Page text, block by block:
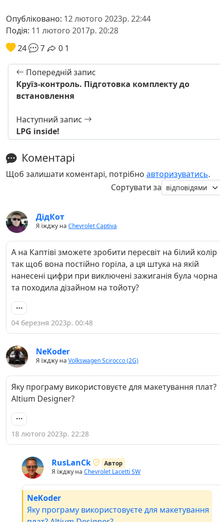
Опубліковано: 12 лютого 2023р. 22:44
Подія: 11 лютого 2017р. 20:28
24
7 0 1
Попередній запис
Круїз-контроль. Підготовка комплекту до
встановлення
Наступний запис
LPG inside!
Коментарі
Щоб залишати коментарі, потрібно авторизуватись.
Сортувати за
ДідКот
Я їжджу на Chevrolet Captiva
А на Каптіві зможете зробити пересвіт на білий колір
так щоб вона постійно горіла, а ця штука на якій
нанесені цифри при виключені зажиганія була чорна
та походила дізайном на тойоту?
04 березня 2023р. 00:48
NeKoder
Я їжджу на Volkswagen Scirocco (2G)
Яку програму використовуєте для макетування плат?
Altium Designer?
18 лютого 2023р. 22:28
RusLanCk
Автор
Я їжджу на Chevrolet Lacetti SW
NeKoder
Яку програму використовуєте для макетування